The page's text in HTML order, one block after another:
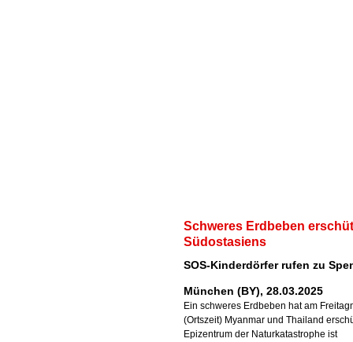
Schweres Erdbeben
Südostasiens
SOS-Kinderdörfer rufen zu
München (BY), 28.03.2025
Ein schweres Erdbeben hat am
(Ortszeit) Myanmar und Thailand
Epizentrum der Naturkatastrophe ist